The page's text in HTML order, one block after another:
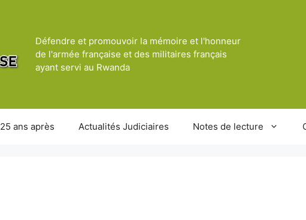
Défendre et promouvoir la mémoire et l'honneur
de l'armée française et des militaires français
ayant servi au Rwanda
25 ans après Actualités Judiciaires Notes de lecture